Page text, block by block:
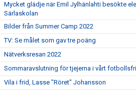
Mycket glädje när Emil Jylhänlahti besökte
Särlaskolan
Bilder från Summer Camp 2022
TV: Se målet som gav tre poäng
Nätverksresan 2022
Sommaravslutning för tjejerna i vårt
Vila i frid, Lasse "Röret" Johansson